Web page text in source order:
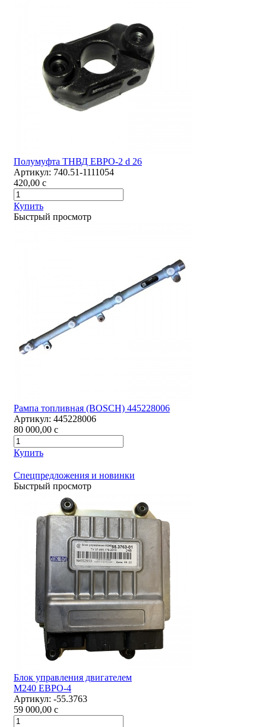
Полумуфта ТНВД ЕВРО-2 d 26
Артикул: 740.51-1111054
420,00 c
Купить
Быстрый просмотр
Рампа топливная (BOSCH) 445228006
Артикул: 445228006
80 000,00 c
Купить
Спецпредложения и новинки
Быстрый просмотр
Блок управления двигателем
М240 ЕВРО-4
Артикул: -55.3763
59 000,00 c